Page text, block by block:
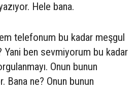
Hele bana.
telefonum bu kadar meşgul
Yani ben sevmiyorum bu kadar
Onun bunun
Bana ne? Onun bunun